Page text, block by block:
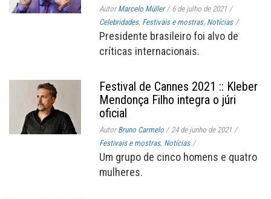
AutorMarcelo Müller / 6 de julho de 2021 /
Celebridades, Festivais e mostras, Notícias /
Presidente brasileiro foi alvo de
críticas internacionais.
Festival de Cannes 2021 :: Kleber
Mendonça Filho integra o júri
oficial
AutorBruno Carmelo / 24 de junho de 2021 /
Festivais e mostras, Notícias /
Um grupo de cinco homens e quatro
mulheres.